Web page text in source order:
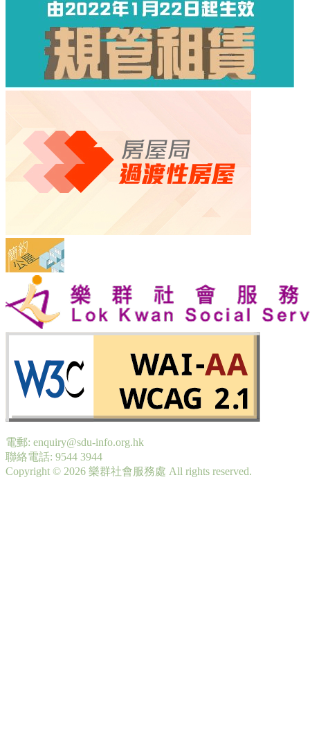
電郵: enquiry@sdu-info.org.hk
聯絡電話: 9544 3944
Copyright © 2026 樂群社會服務處 All rights reserved.